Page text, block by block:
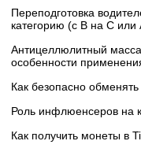
Переподготовка
категорию (с B на C или
Антицеллюлитный
особенности
Как безопасно
Роль инфлюенсеров на
Как получить монеты в